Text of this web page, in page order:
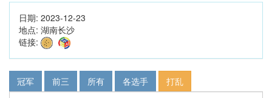
日期: 2023-12-23
地点: 湖南长沙
链接:
冠军 前三 所有 各选手 打乱